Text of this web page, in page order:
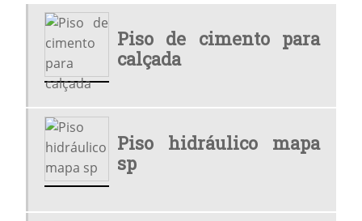
LADRILHO HIDRÁULICO RAMPA PRETO
LADRILHO HIDRÁULICO TÁTIL
LADRILHO PARA RAMPA
LADRILHO PREÇO
Piso de cimento para
calçada
Piso hidráulico mapa
sp